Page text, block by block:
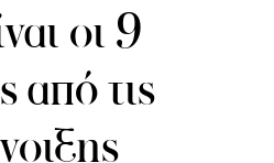
οι 9
από τις